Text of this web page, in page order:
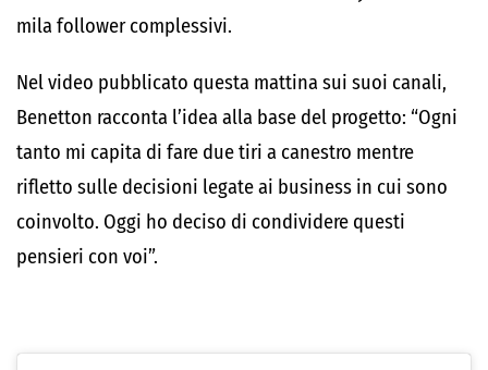
mila follower complessivi.
Nel video pubblicato questa mattina sui suoi canali,
Benetton racconta l’idea alla base del progetto: “Ogni
tanto mi capita di fare due tiri a canestro mentre
rifletto sulle decisioni legate ai business in cui sono
coinvolto. Oggi ho deciso di condividere questi
pensieri con voi”.